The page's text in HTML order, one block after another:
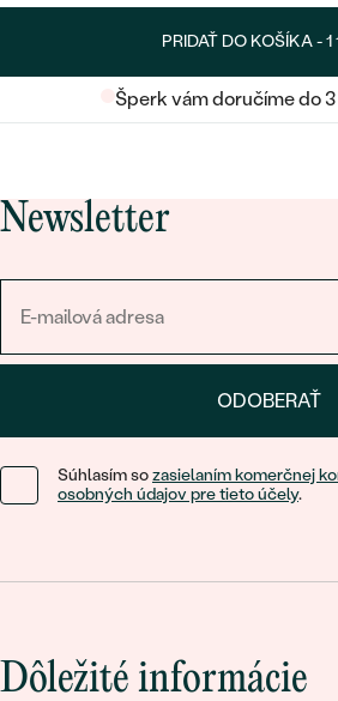
PRIDAŤ DO KOŠÍKA -1
Šperk vám doručíme do
Newsletter
ODOBERAŤ
Súhlasím sozasielaním komerčnej
osobných údajov pre tieto účely.
Dôležité informácie